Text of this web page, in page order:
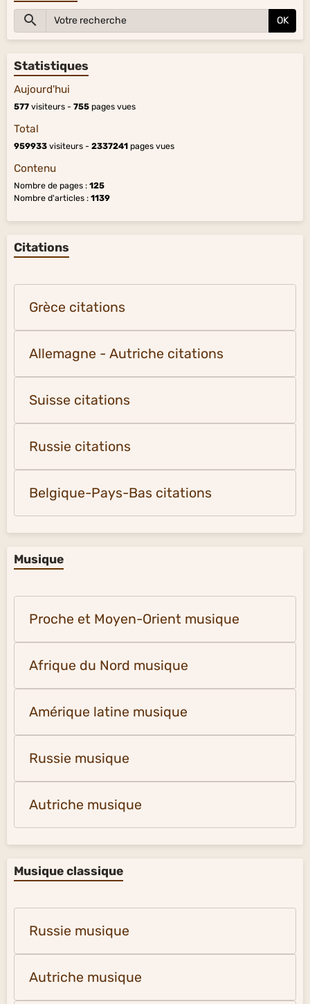
OK
Statistiques
Aujourd'hui
577 visiteurs - 755 pages vues
Total
959933 visiteurs - 2337241 pages vues
Contenu
Nombre de pages : 125
Nombre d'articles : 1139
Citations
Grèce citations
Allemagne - Autriche citations
Suisse citations
Russie citations
Belgique-Pays-Bas citations
Musique
Proche et Moyen-Orient musique
Afrique du Nord musique
Amérique latine musique
Russie musique
Autriche musique
Musique classique
Russie musique
Autriche musique